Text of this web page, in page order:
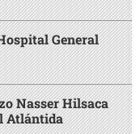
General
Nasser Hilsaca
Atlántida